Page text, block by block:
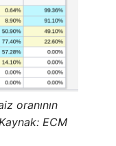
oranının
ECM